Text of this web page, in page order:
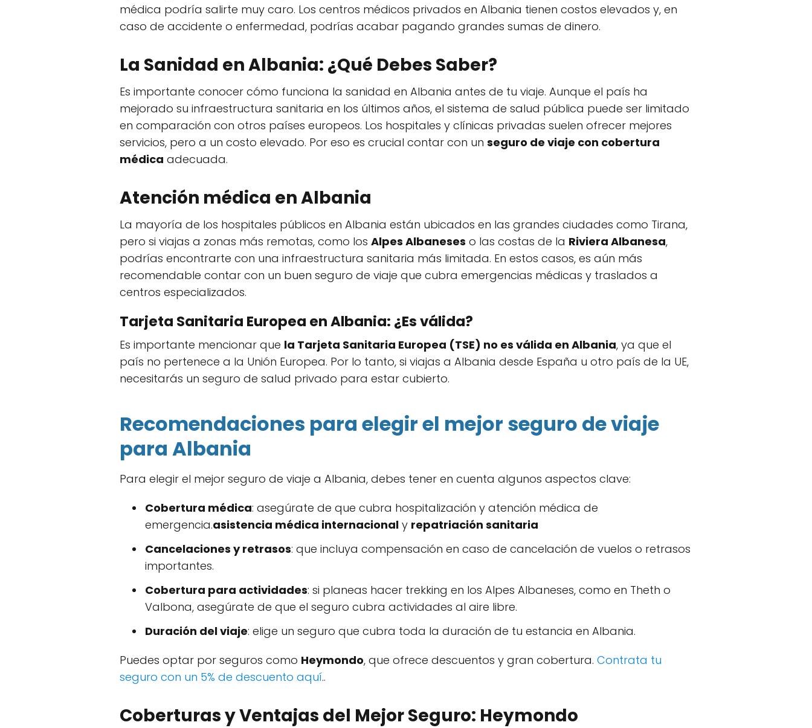
médica podría salirte muy caro. Los centros médicos privados en Albania tienen costos elevados y, en
caso de accidente o enfermedad, podrías acabar pagando grandes sumas de dinero.
La Sanidad en Albania: ¿Qué Debes Saber?
Es importante conocer cómo funciona la sanidad en Albania antes de tu viaje. Aunque el país ha
mejorado su infraestructura sanitaria en los últimos años, el sistema de salud pública puede ser limitado
en comparación con otros países europeos. Los hospitales y clínicas privadas suelen ofrecer mejores
servicios, pero a un costo elevado. Por eso es crucial contar con un seguro de viaje con cobertura
médica adecuada.
Atención médica en Albania
La mayoría de los hospitales públicos en Albania están ubicados en las grandes ciudades como Tirana,
pero si viajas a zonas más remotas, como los Alpes Albaneses o las costas de la Riviera Albanesa,
podrías encontrarte con una infraestructura sanitaria más limitada. En estos casos, es aún más
recomendable contar con un buen seguro de viaje que cubra emergencias médicas y traslados a
centros especializados.
Tarjeta Sanitaria Europea en Albania: ¿Es válida?
Es importante mencionar que la Tarjeta Sanitaria Europea (TSE) no es válida en Albania, ya que el
país no pertenece a la Unión Europea. Por lo tanto, si viajas a Albania desde España u otro país de la UE,
necesitarás un seguro de salud privado para estar cubierto.
Recomendaciones para elegir el mejor seguro de viaje
para Albania
Para elegir el mejor seguro de viaje a Albania, debes tener en cuenta algunos aspectos clave:
Cobertura médica: asegúrate de que cubra hospitalización y atención médica de
emergencia.asistencia médica internacional y repatriación sanitaria
Cancelaciones y retrasos: que incluya compensación en caso de cancelación de vuelos o retrasos
importantes.
Cobertura para actividades: si planeas hacer trekking en los Alpes Albaneses, como en Theth o
Valbona, asegúrate de que el seguro cubra actividades al aire libre.
Duración del viaje: elige un seguro que cubra toda la duración de tu estancia en Albania.
Puedes optar por seguros como Heymondo, que ofrece descuentos y gran cobertura. Contrata tu
seguro con un 5% de descuento aquí..
Coberturas y Ventajas del Mejor Seguro: Heymondo